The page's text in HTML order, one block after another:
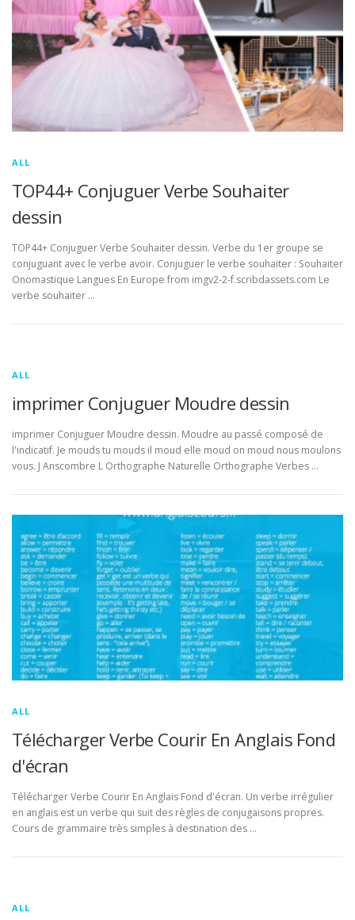
ALL
TOP44+ Conjuguer Verbe Souhaiter
dessin
TOP44+ Conjuguer Verbe Souhaiter dessin. Verbe du 1er groupe se
conjuguant avec le verbe avoir. Conjuguer le verbe souhaiter : Souhaiter
Onomastique Langues En Europe from imgv2-2-f.scribdassets.com Le
verbe souhaiter …
ALL
imprimer Conjuguer Moudre dessin
imprimer Conjuguer Moudre dessin. Moudre au passé composé de
l'indicatif. Je mouds tu mouds il moud elle moud on moud nous moulons
vous. J Anscombre L Orthographe Naturelle Orthographe Verbes …
ALL
Télécharger Verbe Courir En Anglais Fond
d'écran
Télécharger Verbe Courir En Anglais Fond d'écran. Un verbe irrégulier
en anglais est un verbe qui suit des règles de conjugaisons propres.
Cours de grammaire très simples à destination des …
ALL